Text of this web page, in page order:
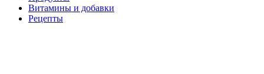
Витамины и добавки
Рецепты